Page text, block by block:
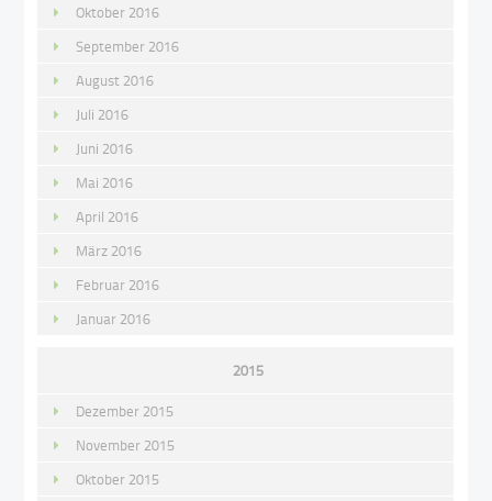
Oktober 2016
September 2016
August 2016
Juli 2016
Juni 2016
Mai 2016
April 2016
März 2016
Februar 2016
Januar 2016
2015
Dezember 2015
November 2015
Oktober 2015